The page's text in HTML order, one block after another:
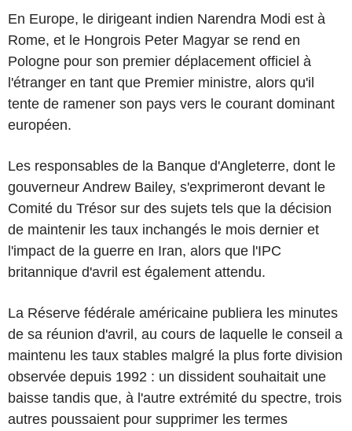
En Europe, le dirigeant indien Narendra Modi est à
Rome, et le Hongrois Peter Magyar se rend en
Pologne pour son premier déplacement officiel à
l'étranger en tant que Premier ministre, alors qu'il
tente de ramener son pays vers le courant dominant
européen.
Les responsables de la Banque d'Angleterre, dont le
gouverneur Andrew Bailey, s'exprimeront devant le
Comité du Trésor sur des sujets tels que la décision
de maintenir les taux inchangés le mois dernier et
l'impact de la guerre en Iran, alors que l'IPC
britannique d'avril est également attendu.
La Réserve fédérale américaine publiera les minutes
de sa réunion d'avril, au cours de laquelle le conseil a
maintenu les taux stables malgré la plus forte division
observée depuis 1992 : un dissident souhaitait une
baisse tandis que, à l'autre extrémité du spectre, trois
autres poussaient pour supprimer les termes